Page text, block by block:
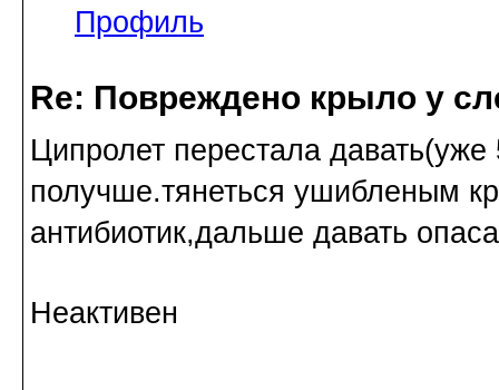
Профиль
Re: Повреждено крыло у
Ципролет перестала
получше.тянеться ушибленым
антибиотик,дальше давать
Неактивен